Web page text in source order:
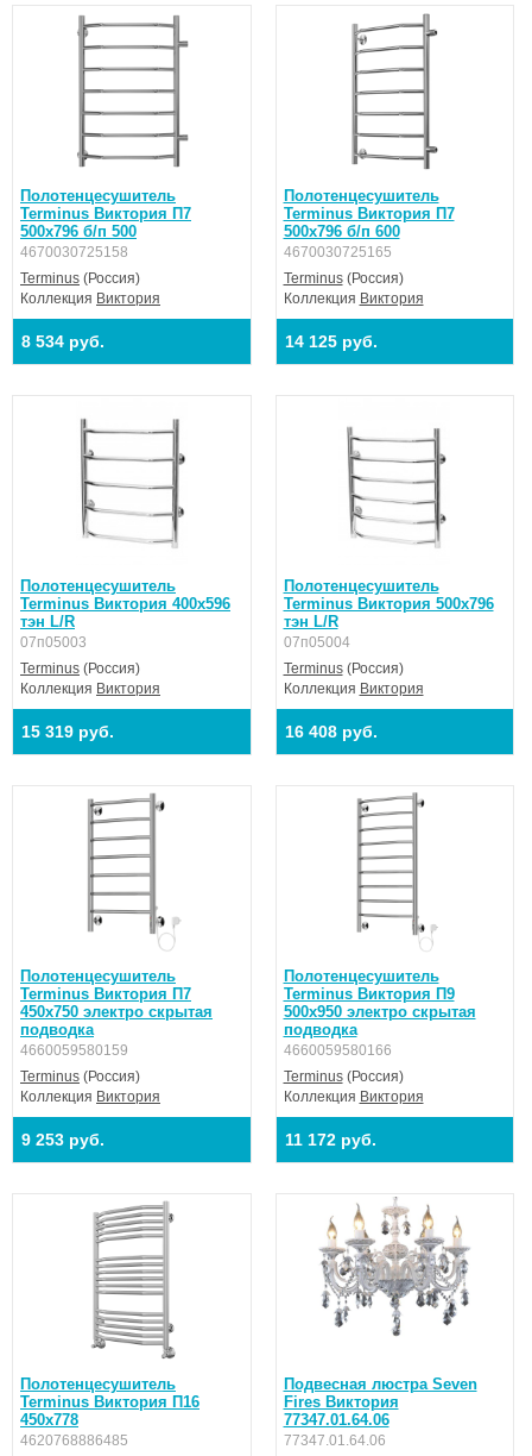
Полотенцесушитель
Terminus Виктория П7
500х796 б/п 500
4670030725158
Terminus (Россия)
Коллекция Виктория
8 534 руб.
Полотенцесушитель
Terminus Виктория П7
500х796 б/п 600
4670030725165
Terminus(Россия)
Коллекция Виктория
14 125 руб.
Полотенцесушитель
Terminus Виктория 400х596
тэн L/R
07п05003
Terminus (Россия)
Коллекция Виктория
15 319 руб.
Полотенцесушитель
Terminus Виктория 500х796
тэн L/R
07п05004
Terminus(Россия)
Коллекция Виктория
16 408 руб.
Полотенцесушитель
Terminus Виктория П7
450х750 электро скрытая
подводка
4660059580159
Terminus (Россия)
Коллекция Виктория
9 253 руб.
Полотенцесушитель
Terminus Виктория П9
500х950 электро скрытая
подводка
4660059580166
Terminus(Россия)
Коллекция Виктория
11 172 руб.
Полотенцесушитель
Terminus Виктория П16
450х778
4620768886485
Подвесная люстра Seven
Fires Виктория
77347.01.64.06
77347.01.64.06